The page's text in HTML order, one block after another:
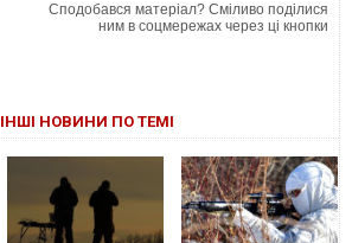
Сподобався матеріал? Сміливо поділися
ним в соцмережах через ці кнопки
ІНШІ НОВИНИ ПО ТЕМІ